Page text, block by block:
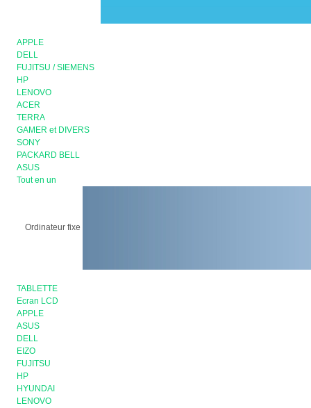
APPLE
DELL
FUJITSU / SIEMENS
HP
LENOVO
ACER
TERRA
GAMER et DIVERS
SONY
PACKARD BELL
ASUS
Tout en un
Ordinateur fixe
TABLETTE
Ecran LCD
APPLE
ASUS
DELL
EIZO
FUJITSU
HP
HYUNDAI
LENOVO